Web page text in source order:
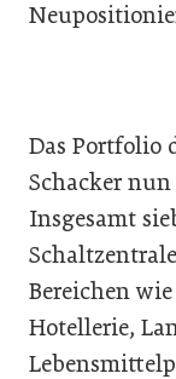
Das Portfolio
Schacker
Insgesamt
Bereichen
Hotellerie,